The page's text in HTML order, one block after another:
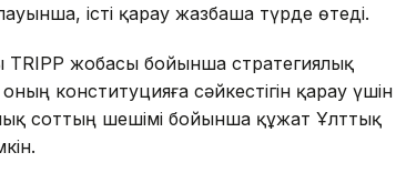
істі қарау жазбаша түрде өтеді.
TRIPP жобасы бойынша стратегиялық
конституцияға сәйкестігін қарау үшін
соттың шешімі бойынша құжат Ұлттық